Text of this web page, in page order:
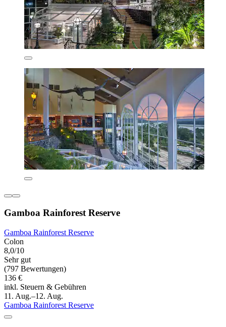
Gamboa Rainforest Reserve
Gamboa Rainforest Reserve
Colon
8,0/10
Sehr gut
(797 Bewertungen)
136 €
inkl. Steuern & Gebühren
11. Aug.–12. Aug.
Gamboa Rainforest Reserve